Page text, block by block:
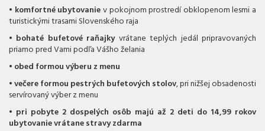
• komfortné ubytovaniev pokojnom prostredí obklopenom lesmi a
turistickými trasami Slovenského raja
• bohaté bufetové raňajkyvrátane teplých jedál pripravovaných
priamo pred Vami podľa Vášho želania
• obed formou výberu z menu
• večere formou pestrých bufetových stolov, pri nižšej obsadenosti
servírovaný výber z menu
• pri pobyte 2 dospelých osôb majú až 2 deti do 14,99 rokov
ubytovanie vrátane stravy zdarma